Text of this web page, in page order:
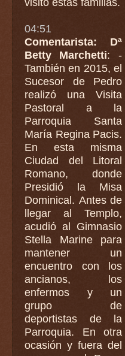
04:51
Comentarista: Dª
Betty Marchetti: -
También en 2015, el
Sucesor de Pedro
realizó una Visita
Pastoral a la
Parroquia Santa
María Regina Pacis.
En esta misma
Ciudad del Litoral
Romano, donde
Presidió la Misa
Dominical. Antes de
llegar al Templo,
acudió al Gimnasio
Stella Marine para
mantener un
encuentro con los
ancianos, los
enfermos y un
grupo de
deportistas de la
Parroquia. En otra
ocasión y fuera del